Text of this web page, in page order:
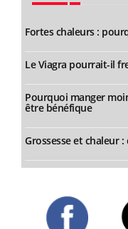
Fortes chaleurs :
Le Viagra pourrait-il
Pourquoi manger
être bénéfique
Grossesse et chaleur